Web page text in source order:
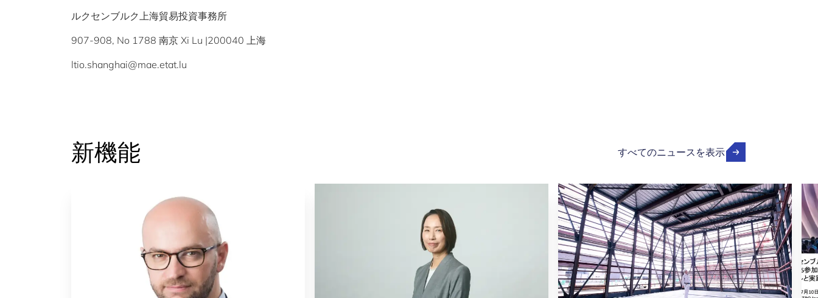
ルクセンブルク上海貿易投資事務所
907-908, No 1788 南京 Xi Lu |200040 上海
ltio.shanghai@mae.etat.lu
新機能 すべてのニュースを表示